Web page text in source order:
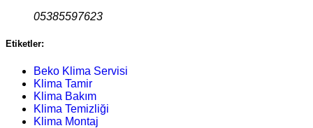
05385597623
Etiketler:
Beko Klima Servisi
Klima Tamir
Klima Bakım
Klima Temizliği
Klima Montaj